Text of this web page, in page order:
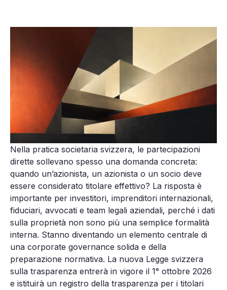
Nella pratica societaria svizzera, le partecipazioni
dirette sollevano spesso una domanda concreta:
quando un’azionista, un azionista o un socio deve
essere considerato titolare effettivo? La risposta è
importante per investitori, imprenditori internazionali,
fiduciari, avvocati e team legali aziendali, perché i dati
sulla proprietà non sono più una semplice formalità
interna. Stanno diventando un elemento centrale di
una corporate governance solida e della
preparazione normativa. La nuova Legge svizzera
sulla trasparenza entrerà in vigore il 1° ottobre 2026
e istituirà un registro della trasparenza per i titolari